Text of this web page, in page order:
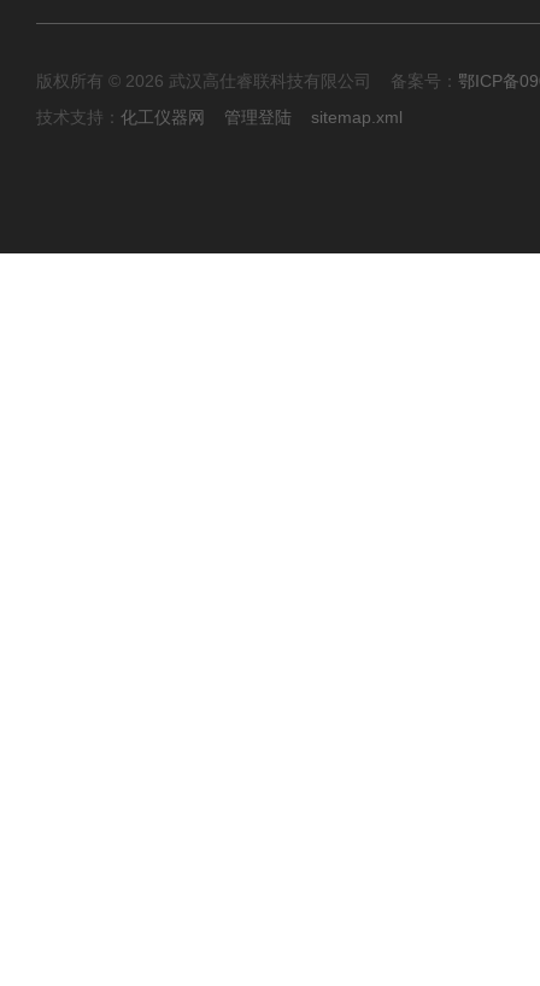
版权所有 © 2026 武汉高仕睿联科技有限公司 备案号： 鄂ICP备
技术支持： 化工仪器网 管理登陆 sitemap.xml